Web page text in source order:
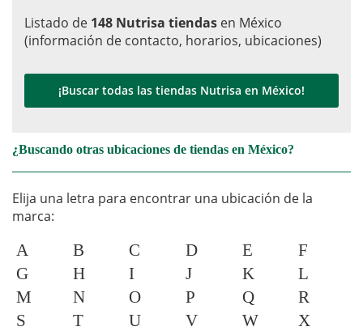
Listado de 148 Nutrisa tiendas en México
(información de contacto, horarios, ubicaciones)
¡Buscar todas las tiendas Nutrisa en México!
¿Buscando otras ubicaciones de tiendas en México?
Elija una letra para encontrar una ubicación de la
marca:
A B C D E
F
G
H I J K
L
M
N O P Q
R
S
T U V W
X